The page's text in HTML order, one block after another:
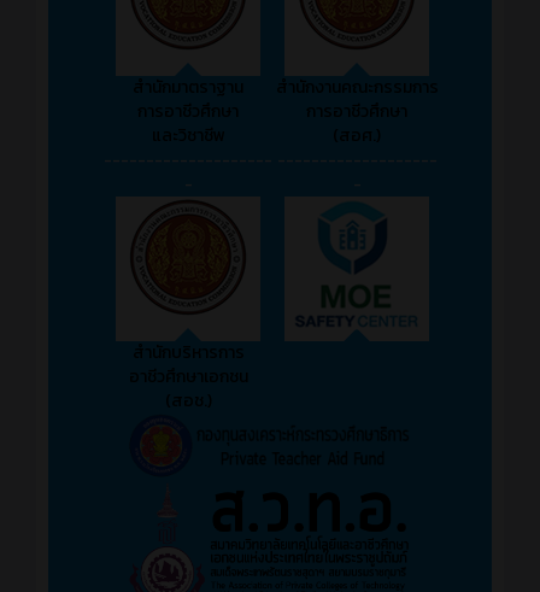
สำนักมาตราฐาน
การอาชีวศึกษา
และวิชาชีพ
สำนักงานคณะกรรมการ
การอาชีวศึกษา
(สอศ.)
--------------------
-
-------------------
-
สำนักบริหารการ
อาชีวศึกษาเอกชน
(สอช.)